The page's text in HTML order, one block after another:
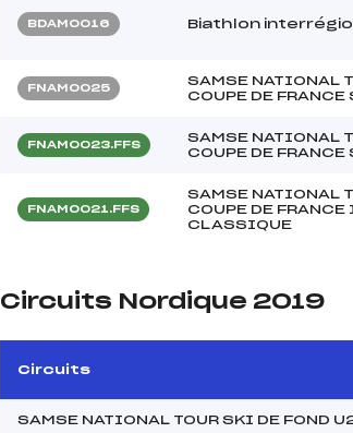
BDAM0016 Biathlon
FNAM0025
SAMSE NATIONAL
COUPE DE FRANCE
FNAM0023.FFS
SAMSE NATIONAL
COUPE DE FRANCE
FNAM0021.FFS
SAMSE NATIONAL
COUPE DE
CLASSIQUE
Circuits Nordique 2019
Circuits
SAMSE NATIONAL TOUR SKI DE FOND